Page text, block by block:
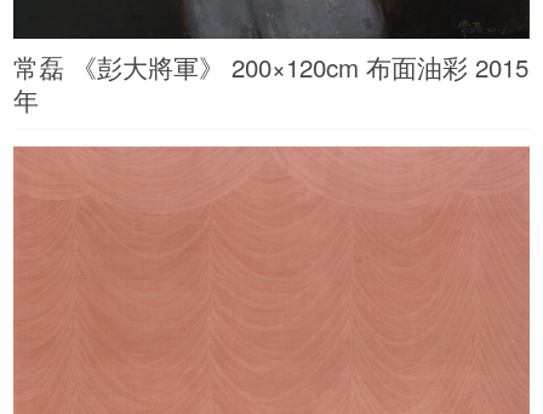
常磊 《彭大將軍》 200×120cm 布面油彩 2015
年